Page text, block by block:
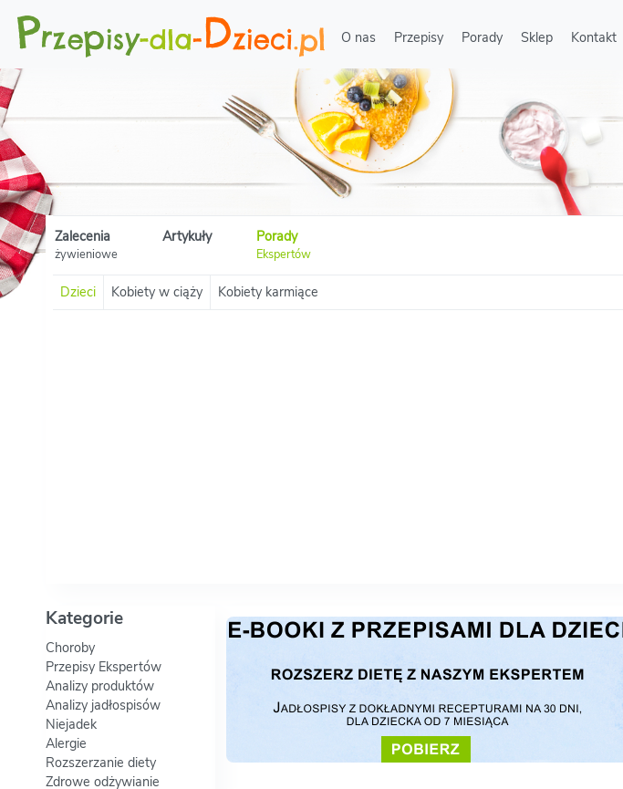
O nas Przepisy Porady Sklep Kontakt
Zalecenia
żywieniowe
Artykuły Porady
Ekspertów
Dzieci Kobiety w ciąży Kobiety karmiące
Kategorie
Choroby
Przepisy Ekspertów
Analizy produktów
Analizy jadłospisów
Niejadek
Alergie
Rozszerzanie diety
Zdrowe odżywianie